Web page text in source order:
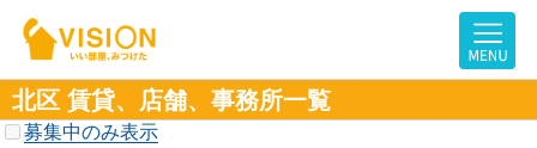
北区 賃貸、店舗、事務所一覧
募集中のみ表示